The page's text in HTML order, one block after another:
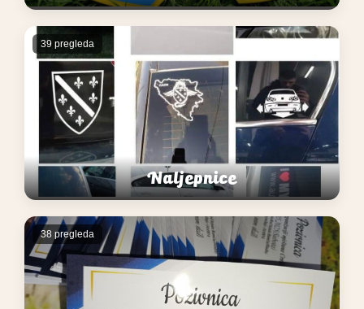
39 pregleda
Naljepnice
38 pregleda